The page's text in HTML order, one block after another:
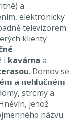
a
elektronicky
televizorem.
klienty
i kavárna a
. Domov se
a nehlučném
stromy a
jehož
názvu.